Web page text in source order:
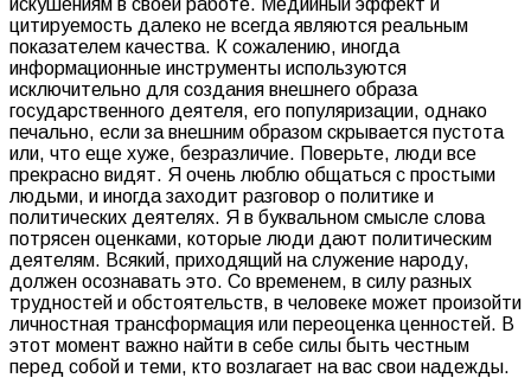
цитируемость далеко не всегда являются реальным
показателем качества. К сожалению, иногда
информационные инструменты используются
исключительно для создания внешнего образа
государственного деятеля, его популяризации, однако
печально, если за внешним образом скрывается пустота
или, что еще хуже, безразличие. Поверьте, люди все
прекрасно видят. Я очень люблю общаться с простыми
людьми, и иногда заходит разговор о политике и
политических деятелях. Я в буквальном смысле слова
потрясен оценками, которые люди дают политическим
деятелям. Всякий, приходящий на служение народу,
должен осознавать это. Со временем, в силу разных
трудностей и обстоятельств, в человеке может произойти
личностная трансформация или переоценка ценностей. В
этот момент важно найти в себе силы быть честным
перед собой и теми, кто возлагает на вас свои надежды.